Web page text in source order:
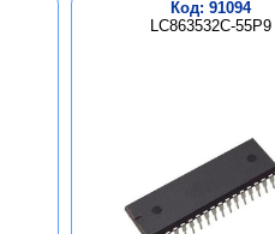
Код: 91094
LC863532C-55P9